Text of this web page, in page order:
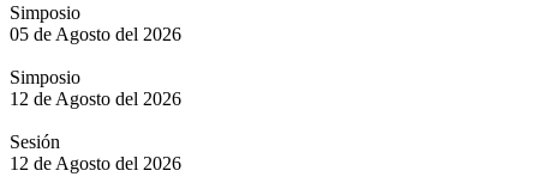
Simposio
05 de Agosto del 2026
Simposio
12 de Agosto del 2026
Sesión
12 de Agosto del 2026